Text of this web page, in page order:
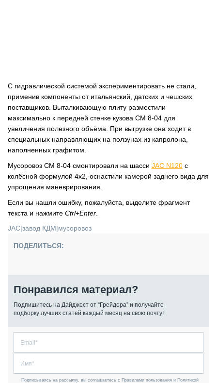
С гидравлической системой экспериментировать не стали,
применив компоненты от итальянский, датских и чешских
поставщиков. Выталкивающую плиту разместили
максимально к передней стенке кузова СМ 8-04 для
увеличения полезного объёма. При выгрузке она ходит в
специальных направляющих на ползунах из капролона,
наполненных графитом.
Мусоровоз СМ 8-04 смонтировали на шасси JAC N120 с
колёсной формулой 4х2, оснастили камерой заднего вида для
упрощения маневрирования.
Если вы нашли ошибку, пожалуйста, выделите фрагмент
текста и нажмите Ctrl+Enter
JAC|завод КДМ|мусоровоз
ПОДЕЛИТЬСЯ:
Понравился материал?
Подпишитесь на Дайджест от “Грейдера” и получайте
подборку лучших статей каждый месяц на свою почту!
Подписываясь на рассылку, вы соглашаетесь с Правилами пользования и Политикой